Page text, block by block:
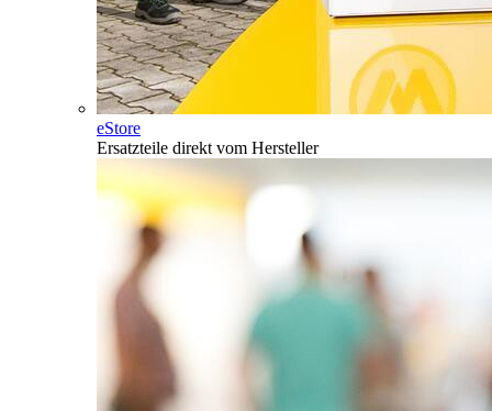
eStore
Ersatzteile direkt vom Hersteller